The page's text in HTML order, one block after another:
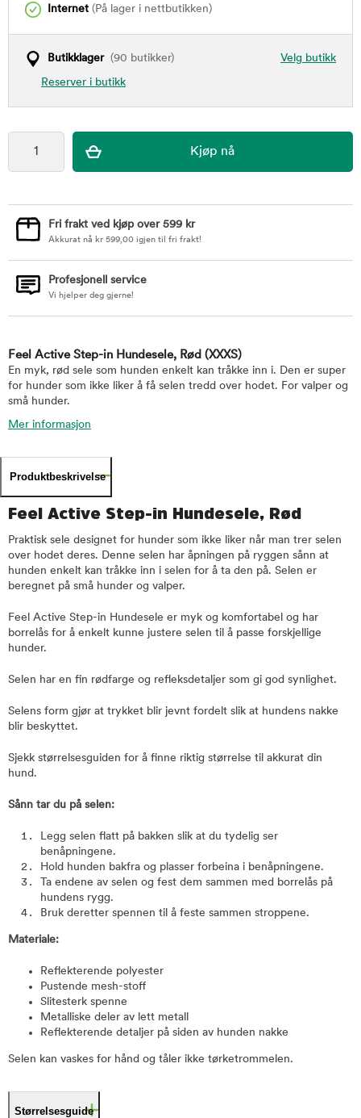
Internet (På lager i nettbutikken)
Velg butikk
Butikklager(90 butikker)
Reserver i butikk
Fri frakt ved kjøp over 599 kr
Akkurat nå kr 599,00 igjen til fri frakt!
Profesjonell service
Vi hjelper deg gjerne!
Feel Active Step-in Hundesele, Rød (XXXS)
En myk, rød sele som hunden enkelt kan tråkke inn i. Den er super
for hunder som ikke liker å få selen tredd over hodet. For valper og
små hunder.
Mer informasjon
Produktbeskrivelse
Feel Active Step-in Hundesele, Rød
Praktisk sele designet for hunder som ikke liker når man trer selen
over hodet deres. Denne selen har åpningen på ryggen sånn at
hunden enkelt kan tråkke inn i selen for å ta den på. Selen er
beregnet på små hunder og valper.
Feel Active Step-in Hundesele er myk og komfortabel og har
borrelås for å enkelt kunne justere selen til å passe forskjellige
hunder.
Selen har en fin rødfarge og refleksdetaljer som gi god synlighet.
Selens form gjør at trykket blir jevnt fordelt slik at hundens nakke
blir beskyttet.
Sjekk størrelsesguiden for å finne riktig størrelse til akkurat din
hund.
Sånn tar du på selen:
Legg selen flatt på bakken slik at du tydelig ser
benåpningene.
Hold hunden bakfra og plasser forbeina i benåpningene.
Ta endene av selen og fest dem sammen med borrelås på
hundens rygg.
Bruk deretter spennen til å feste sammen stroppene.
Materiale:
Reflekterende polyester
Pustende mesh-stoff
Slitesterk spenne
Metalliske deler av lett metall
Reflekterende detaljer på siden av hunden nakke
Selen kan vaskes for hånd og tåler ikke tørketrommelen.
Størrelsesguide